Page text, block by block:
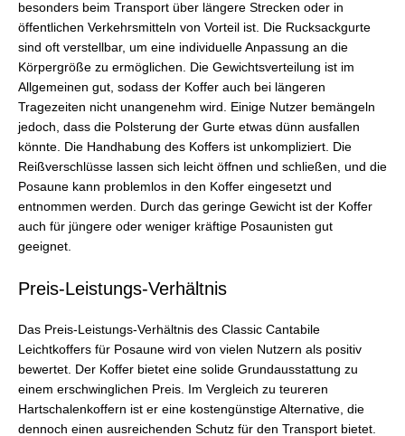
besonders beim Transport über längere Strecken oder in
öffentlichen Verkehrsmitteln von Vorteil ist. Die Rucksackgurte
sind oft verstellbar, um eine individuelle Anpassung an die
Körpergröße zu ermöglichen. Die Gewichtsverteilung ist im
Allgemeinen gut, sodass der Koffer auch bei längeren
Tragezeiten nicht unangenehm wird. Einige Nutzer bemängeln
jedoch, dass die Polsterung der Gurte etwas dünn ausfallen
könnte. Die Handhabung des Koffers ist unkompliziert. Die
Reißverschlüsse lassen sich leicht öffnen und schließen, und die
Posaune kann problemlos in den Koffer eingesetzt und
entnommen werden. Durch das geringe Gewicht ist der Koffer
auch für jüngere oder weniger kräftige Posaunisten gut
geeignet.
Preis-Leistungs-Verhältnis
Das Preis-Leistungs-Verhältnis des Classic Cantabile
Leichtkoffers für Posaune wird von vielen Nutzern als positiv
bewertet. Der Koffer bietet eine solide Grundausstattung zu
einem erschwinglichen Preis. Im Vergleich zu teureren
Hartschalenkoffern ist er eine kostengünstige Alternative, die
dennoch einen ausreichenden Schutz für den Transport bietet.